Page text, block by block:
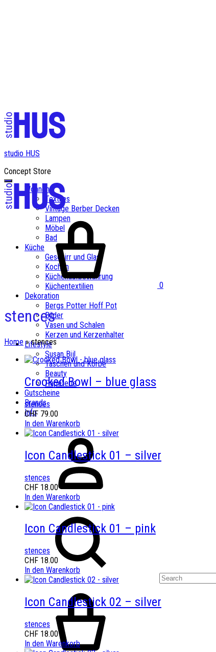
studio HUS
Concept Store
Wohnen
Textiles
Vintage Berber Decken
Lampen
Möbel
Bad
Küche
Geschirr und Glas
Kochen
Küchenaufbewahrung
Küchentextilien
Dekoration
Bergs Potter Hoff Pot
Bilder
Vasen und Schalen
Kerzen und Kerzenhalter
Lifestyle
Susan Bijl
Taschen und Körbe
Beauty
Papeterie
Gutscheine
Brands
Info
0
stences
Home »stences
Crooked Bowl – blue glass
stences
CHF 79.00
In den Warenkorb
Icon Candlestick 01 – silver
stences
CHF 18.00
In den Warenkorb
Icon Candlestick 01 – pink
stences
CHF 18.00
In den Warenkorb
Icon Candlestick 02 – silver
stences
CHF 18.00
In den Warenkorb